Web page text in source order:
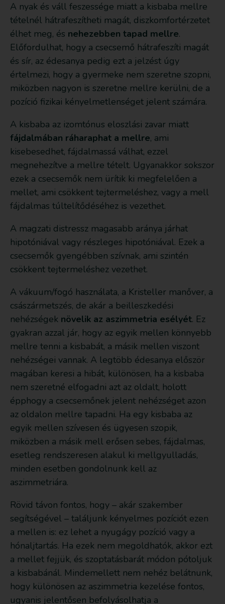
A nyak és váll feszessége miatt a kisbaba mellre
tételnél hátrafeszítheti magát, diszkomfortérzetet
élhet meg, és nehezebben tapad mellre.
Előfordulhat, hogy a csecsemő hátrafeszíti magát
és sír, az édesanya pedig ezt a jelzést úgy
értelmezi, hogy a gyermeke nem szeretne szopni,
miközben nagyon is szeretne mellre kerülni, de a
pozíció fizikai kényelmetlenséget jelent számára.
A kisbaba az izomtónus eloszlási zavar miatt
fájdalmában ráharaphat a mellre, ami
kisebesedhet, fájdalmassá válhat, ezzel
megnehezítve a mellre tételt. Ugyanakkor sokszor
ezek a csecsemők nem ürítik ki megfelelően a
mellet, ami csökkent tejtermeléshez, vagy a mell
fájdalmas túltelítődéséhez is vezethet.
A magzati distressz magasabb aránya járhat
hipotóniával vagy részleges hipotóniával. Ezek a
csecsemők gyengébben szívnak, ami szintén
csökkent tejtermeléshez vezethet.
A vákuum/fogó használata, a Kristeller manőver, a
császármetszés, de akár a beilleszkedési
nehézségek növelik az aszimmetria esélyét. Ez
gyakran azzal jár, hogy az egyik mellen könnyebb
mellre tenni a kisbabát, a másik mellen viszont
nehézségei vannak. A legtöbb édesanya először
magában keresi a hibát, különösen, ha a kisbaba
nem szeretné elfogadni azt az oldalt, holott
épphogy a csecsemőnek jelent nehézséget azon
az oldalon mellre tapadni. Ha egy kisbaba az
egyik mellen szívesen és ügyesen szopik,
miközben a másik mell erősen sebes, fájdalmas,
esetleg rendszeresen alakul ki mellgyulladás,
minden esetben gondolnunk kell az
aszimmetriára.
Rövid távon fontos, hogy – akár szakember
segítségével – találjunk kényelmes pozíciót ezen
a mellen is: ez lehet a nyugágy pozíció vagy a
hónaljtartás. Ha ezek nem megoldhatók, akkor ezt
a mellet fejjük, és szoptatásbarát módon pótoljuk
a kisbabánál. Mindemellett nem nehéz belátnunk,
hogy különösen az aszimmetria kezelése fontos,
ugyanis jelentősen befolyásolhatja a